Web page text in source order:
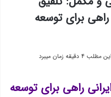
برای توسعه
دقیقه زمان میبرد
راهی برای توسعه